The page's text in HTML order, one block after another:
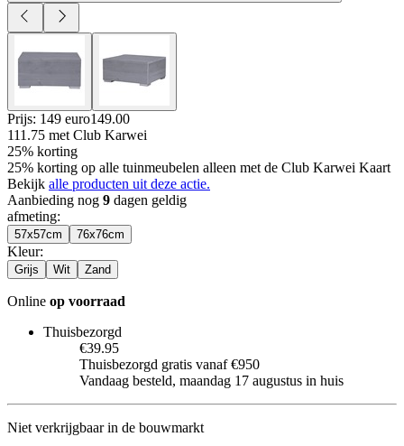
Prijs: 149 euro149.00
111.75 met Club Karwei
25% korting
25% korting op alle tuinmeubelen alleen met de Club Karwei Kaart
Bekijk alle producten uit deze actie.
Aanbieding nog 9 dagen geldig
afmeting:
57x57cm 76x76cm
Kleur:
Grijs Wit Zand
Online op voorraad
Thuisbezorgd
€39.95
Thuisbezorgd gratis vanaf €950
Vandaag besteld, maandag 17 augustus in huis
Niet verkrijgbaar in de bouwmarkt